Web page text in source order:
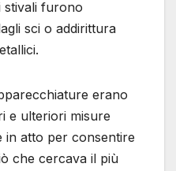
stivali furono
sci o addirittura
erano
e ulteriori misure
in atto per consentire
che cercava il più